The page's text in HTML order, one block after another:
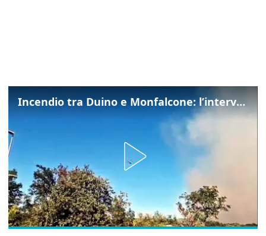
Incendio tra Duino e Monfalcone: l’intervento dei vigili del fuoco